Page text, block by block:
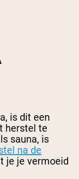
is dit een
herstel te
sauna, is
na de
je je vermoeid